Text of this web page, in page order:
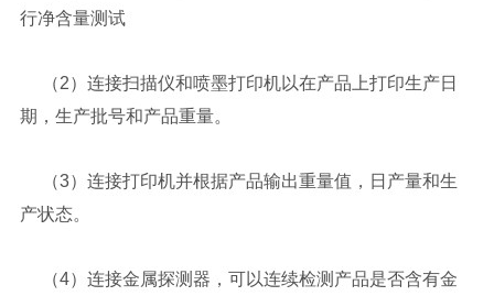
行净含量测试
（2）连接扫描仪和喷墨打印机以在产品上打印生产日
期，生产批号和产品重量。
（3）连接打印机并根据产品输出重量值，日产量和生
产状态。
（4）连接金属探测器，可以连续检测产品是否含有金